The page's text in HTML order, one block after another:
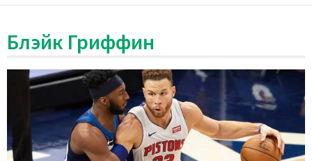
Блэйк Гриффин